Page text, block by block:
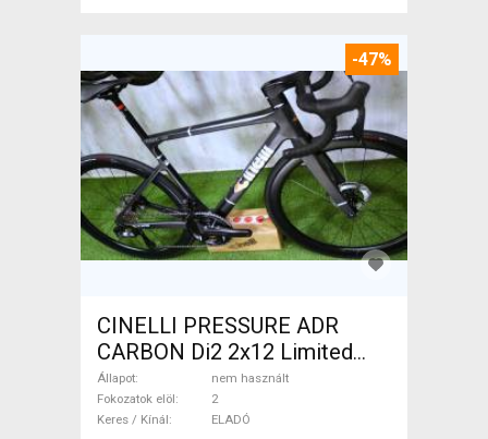
-47%
CINELLI PRESSURE ADR
CARBON Di2 2x12 Limited
1of50 0km ÚJ! Országúti
tárcsafék nem használt
ELADÓ
Állapot
nem használt
Fokozatok elöl
2
Keres / Kínál
ELADÓ